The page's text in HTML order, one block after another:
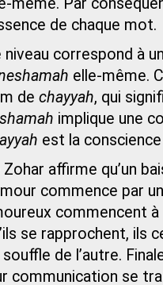
de chaque mot.
niveau correspond à
elle‑même.
de chayyah, qui
implique une
est la
Zohar affirme qu’un
commence par
commencent
se rapprochent, ils
souffle de l’autre.
communication se